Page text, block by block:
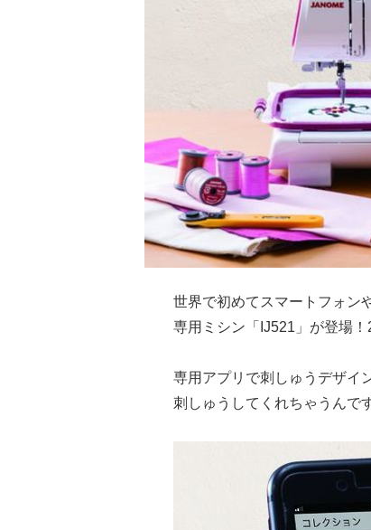
世界で初めてスマートフォン
専用ミシン「IJ521」が登場
専用アプリで刺しゅうデザイ
刺しゅうしてくれちゃうんで